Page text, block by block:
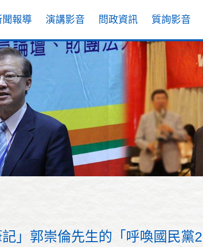
聞報導 演講影音 問政資訊 質詢影音
」郭崇倫先生的「呼喚國民黨